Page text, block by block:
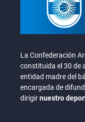
La Confederación
constituida el 30 de
entidad madre del
encargada de
dirigirnuestro